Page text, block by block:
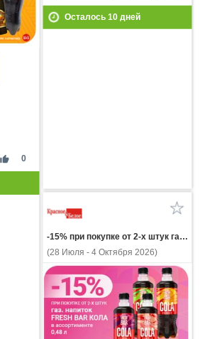
Осталось 10дней
thumb_up 0
-15% при покупке от 2-х штук газ напиток FRESH BAR КОЛА в ассортименте 0,48л
(28 Июля - 4 Октября 2026)